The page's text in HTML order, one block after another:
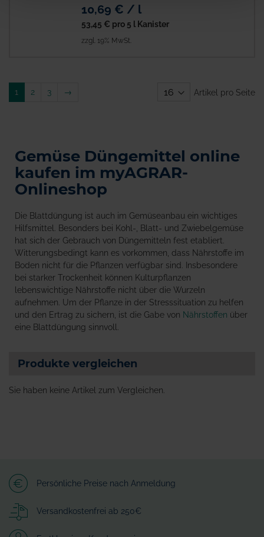
10,69 € / l
53,45 € pro 5 l Kanister
zzgl. 19% MwSt.
1 2 3 Weiter
→ Artikel pro Seite
Gemüse Düngemittel online
kaufen im myAGRAR-
Onlineshop
Die Blattdüngung ist auch im Gemüseanbau ein wichtiges
Hilfsmittel. Besonders bei Kohl-, Blatt- und Zwiebelgemüse
hat sich der Gebrauch von Düngemitteln fest etabliert.
Witterungsbedingt kann es vorkommen, dass Nährstoffe im
Boden nicht für die Pflanzen verfügbar sind. Insbesondere
bei starker Trockenheit können Kulturpflanzen
lebenswichtige Nährstoffe nicht über die Wurzeln
aufnehmen. Um der Pflanze in der Stresssituation zu helfen
und den Ertrag zu sichern, ist die Gabe von Nährstoffen über
eine Blattdüngung sinnvoll.
Produkte vergleichen
Sie haben keine Artikel zum Vergleichen.
Persönliche Preise nach Anmeldung
Versandkostenfrei ab 250€